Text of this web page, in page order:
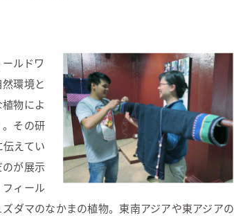
ルドワ
環境と
物によ
その研
えてい
が展示
ィール
ダマのなかまの植物。東南アジアや東アジアの